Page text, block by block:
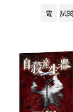
電
試閱